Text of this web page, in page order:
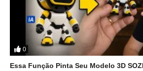
0
Essa Função Pinta Seu Modelo 3D